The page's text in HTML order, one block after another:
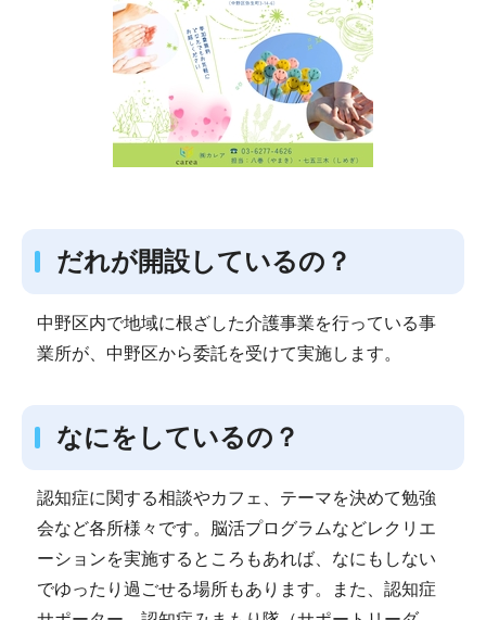
だれが開設しているの？
中野区内で地域に根ざした介護事業を行っている事
業所が、中野区から委託を受けて実施します。
なにをしているの？
認知症に関する相談やカフェ、テーマを決めて勉強
会など各所様々です。脳活プログラムなどレクリエ
ーションを実施するところもあれば、なにもしない
でゆったり過ごせる場所もあります。また、認知症